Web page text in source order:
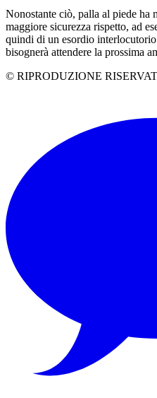
Nonostante ciò, palla al piede ha
maggiore sicurezza rispetto, ad
quindi di un esordio
bisognerà attendere la prossima
© RIPRODUZIONE